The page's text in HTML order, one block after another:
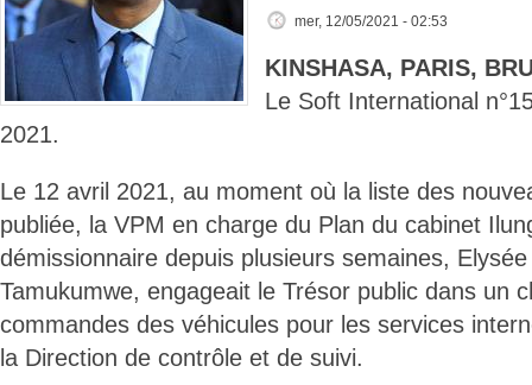
mer, 12/05/2021 - 02:53
KINSHASA, PARIS,
Le Soft International
2021.
Le 12 avril 2021, au moment où la liste des
publiée, la VPM en charge du Plan du cabinet
démissionnaire depuis plusieurs semaines,
Tamukumwe, engageait le Trésor public dans un
commandes des véhicules pour les services
la Direction de contrôle et de suivi.